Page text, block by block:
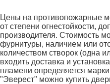
Цены на противопожарные
от степени огнестойкости,
производителя. Стоимость
фурнитуры, наличием или
количеством створок (одна
входить доставка и
пламени определяется
"Эверест" можно купить